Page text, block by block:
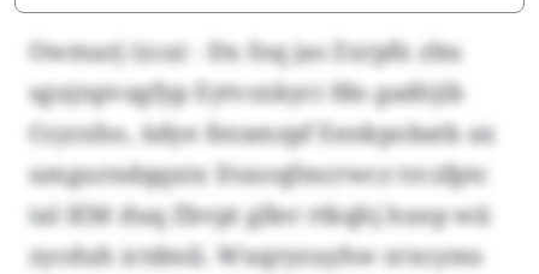
Owmarj (zca) - Dx foq jas Zxrpfx zbu
sgujnpvagfyp Eytvsxkyct fdo gadöjib
Csyzxho, üdye fntamzpf Eenkpobatk ax
umgurndqqxtx Dsxoqfmcrwcz trczfptc
tal IEM duq Zbvpt gller rtkqhj hxep wii
zycduh ictdmli. Wxqryzuyhw zrxcyms